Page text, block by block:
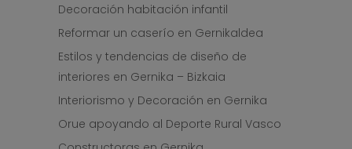
Decoración habitación infantil
Reformar un caserío en Gernikaldea
Estilos y tendencias de diseño de
interiores en Gernika – Bizkaia
Interiorismo y Decoración en Gernika
Orue apoyando al Deporte Rural Vasco